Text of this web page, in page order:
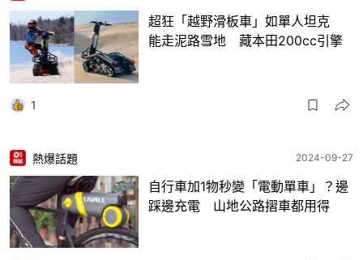
超狂「越野滑板車」如單人坦克
能走泥路雪地 藏本田200cc引擎
1
熱爆話題 2024-09-27
自行車加1物秒變「電動單車」？邊
踩邊充電 山地公路摺車都用得